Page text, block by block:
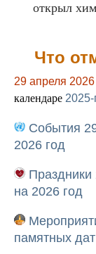
открыл
Что
29 апреля 2026
календаре 2025-
События
2026 год
Праздники
на 2026 год
памятных